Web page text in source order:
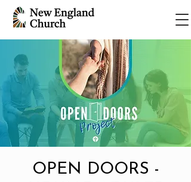
OPEN DOORS -